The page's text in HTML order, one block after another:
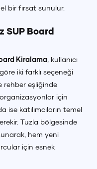
bir fırsat sunulur.
SUP Board
Kiralama , kullanıcı
iki farklı seçeneği
rehber eşliğinde
için
ise katılımcıların temel
Tuzla bölgesinde
hem yeni
için esnek